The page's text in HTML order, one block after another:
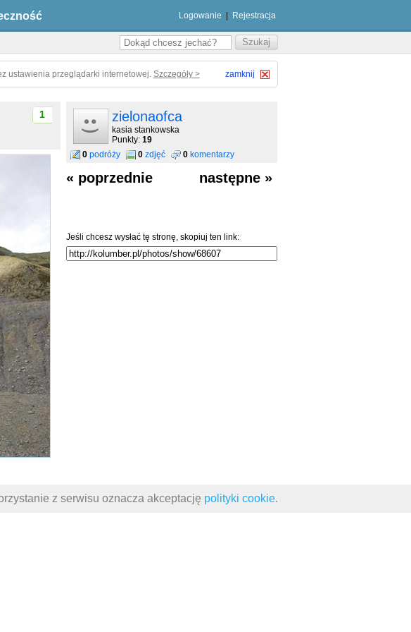
Logowanie Rejestracja
ustawienia przeglądarki internetowej. Szczegóły > zamknij
1 zielonaofca
kasia stankowska
Punkty: 19
0 podróży 0 zdjęć 0 komentarzy
« poprzednie następne »
Jeśli chcesz wysłać tę stronę, skopiuj ten link:
z serwisu oznacza akceptację polityki cookie.